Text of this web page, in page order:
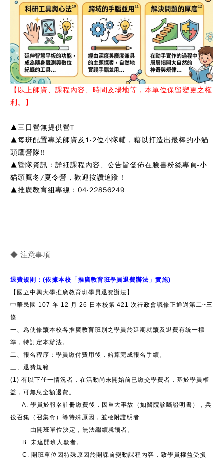
【以上師資、課程內容、時間及場地等，本單位保留變更之權
利。】
▲三日營無提供營T
▲每班配置專業師資及1-2位小隊輔，藉以打造出最棒的小貓
頭鷹營隊!!
▲營隊資訊：詳細課程內容、公告皆發佈在臉書粉絲專頁-小
貓頭鷹冬/夏令營，歡迎按讚追蹤！
▲推廣教育組專線：04-22856249
◆ 注意事項
退費規則：(依據本校「推廣教育班學員退費辦法」實施)
【國立中興大學推廣教育班學員退費辦法】
中華民國 107 年 12 月 26 日本校第 421 次行政會議修正通過第二~三
條
一、為使修讀本校各推廣教育班別之學員於延期就讀及退費有統一標
準，特訂定本辦法。
二、報名程序：學員繳付費用後，始算完成報名手續。
三、退費規範
(1) 有以下任一情況者，在活動尚未開始前已繳交學費者，基於學員權
益，可無息全額退費。
A. 學員於報名註冊繳費後，因重大事故（如醫院診斷證明書），兵
役召集（召集令）等特殊原因，並檢附證明者
由開班單位決定，無法繼續就讀者。
B. 未達開班人數者。
C. 開班單位因特殊原因於開課前變動課程內容，致學員權益受損